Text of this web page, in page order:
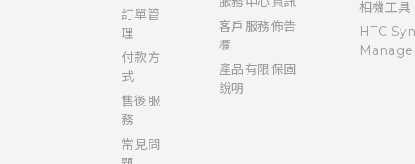
訂單管
理
付款方
式
售後服
務
常見問
客戶服務佈告
欄
產品有限保固
說明
相機工具
HTC